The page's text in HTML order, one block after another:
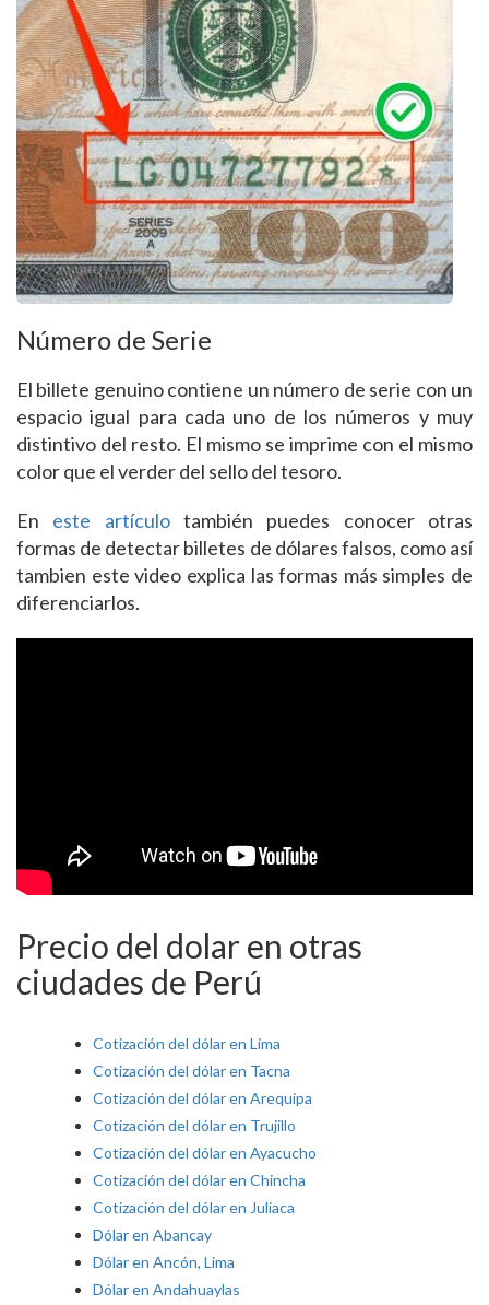
Número de Serie
El billete genuino contiene un número de serie con un
espacio igual para cada uno de los números y muy
distintivo del resto. El mismo se imprime con el mismo
color que el verder del sello del tesoro.
En este artículotambién puedes conocer otras
formas de detectar billetes de dólares falsos, como así
tambien este video explica las formas más simples de
diferenciarlos.
Precio del dolar en otras
ciudades de Perú
Cotización del dólar en Lima
Cotización del dólar en Tacna
Cotización del dólar en Arequipa
Cotización del dólar en Trujillo
Cotización del dólar en Ayacucho
Cotización del dólar en Chincha
Cotización del dólar en Juliaca
Dólar en Abancay
Dólar en Ancón, Lima
Dólar en Andahuaylas